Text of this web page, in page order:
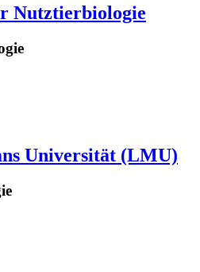
Nutztierbiologie
Universität (LMU)